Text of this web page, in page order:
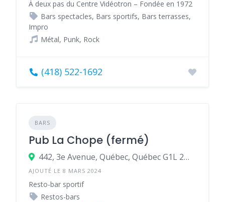
À deux pas du Centre Vidéotron – Fondée en 1972
Bars spectacles, Bars sportifs, Bars terrasses,
Impro
Métal, Punk, Rock
(418) 522-1692
BARS
Pub La Chope (fermé)
442, 3e Avenue, Québec, Québec G1L 2W1, Canada
AJOUTÉ LE 8 MARS 2024
Resto-bar sportif
Restos-bars